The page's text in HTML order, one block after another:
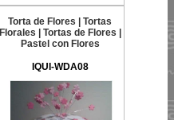
Torta de Flores | Tortas
Florales | Tortas de Flores |
Pastel con Flores
IQUI-WDA08